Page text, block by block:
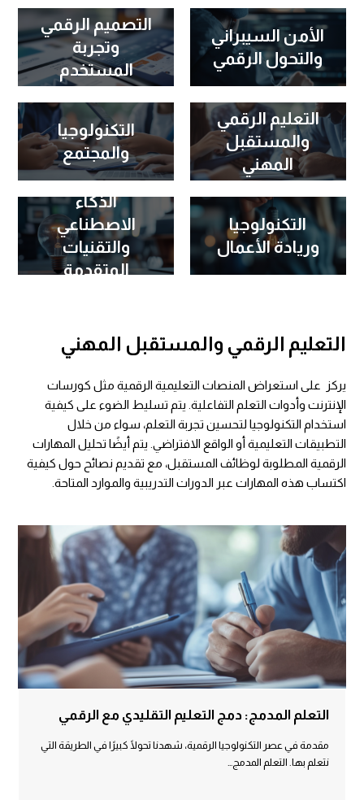
الأمن السيبراني
والتحول الرقمي
التصميم الرقمي
وتجربة
المستخدم
التعليم الرقمي
والمستقبل
المهني
التكنولوجيا
والمجتمع
التكنولوجيا
وريادة الأعمال
الذكاء
الاصطناعي
والتقنيات
المتقدمة
التعليم الرقمي والمستقبل المهني
يركز على استعراض المنصات التعليمية الرقمية مثل كورسات
الإنترنت وأدوات التعلم التفاعلية. يتم تسليط الضوء على كيفية
استخدام التكنولوجيا لتحسين تجربة التعلم، سواء من خلال
التطبيقات التعليمية أو الواقع الافتراضي. يتم أيضًا تحليل المهارات
الرقمية المطلوبة لوظائف المستقبل، مع تقديم نصائح حول كيفية
اكتساب هذه المهارات عبر الدورات التدريبية والموارد المتاحة.
التعلم المدمج: دمج التعليم التقليدي مع الرقمي
مقدمة في عصر التكنولوجيا الرقمية، شهدنا تحولًا كبيرًا في الطريقة التي
نتعلم بها. التعلم المدمج…